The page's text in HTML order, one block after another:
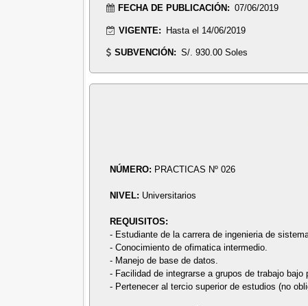
FECHA DE PUBLICACIÓN: 07/06/2019
VIGENTE: Hasta el 14/06/2019
SUBVENCIÓN: S/. 930.00 Soles
NÚMERO: PRACTICAS Nº 026
NIVEL: Universitarios
REQUISITOS:
- Estudiante de la carrera de ingenieria de
- Conocimiento de ofimatica intermedio.
- Manejo de base de datos.
- Facilidad de integrarse a grupos de trabajo
- Pertenecer al tercio superior de estudios (no